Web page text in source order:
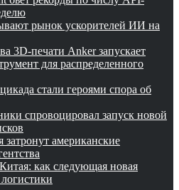
рынок ускорителей ИИ на
3D-печати Anker запускает
для распределенного
стали героями спора об
спровоцировал запуск новой
американские
как следующая новая